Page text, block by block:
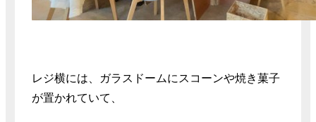
レジ横には、ガラスドームにスコーンや焼き菓子
が置かれていて、